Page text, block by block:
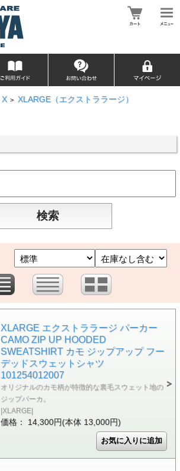
X > XLARGE（エクストララージ）
XLARGE エクストララージ パーカー
CAMO ZIP UP HOODED
SWEATSHIRT カモ ジップアップ フー
デッドスウェットシャツ
101254012007
オリジナルのカモ柄が特徴的な裏毛スウェット地の
ジップパーカ。
|XLARGE|
価格： 14,300円(本体 13,000円)